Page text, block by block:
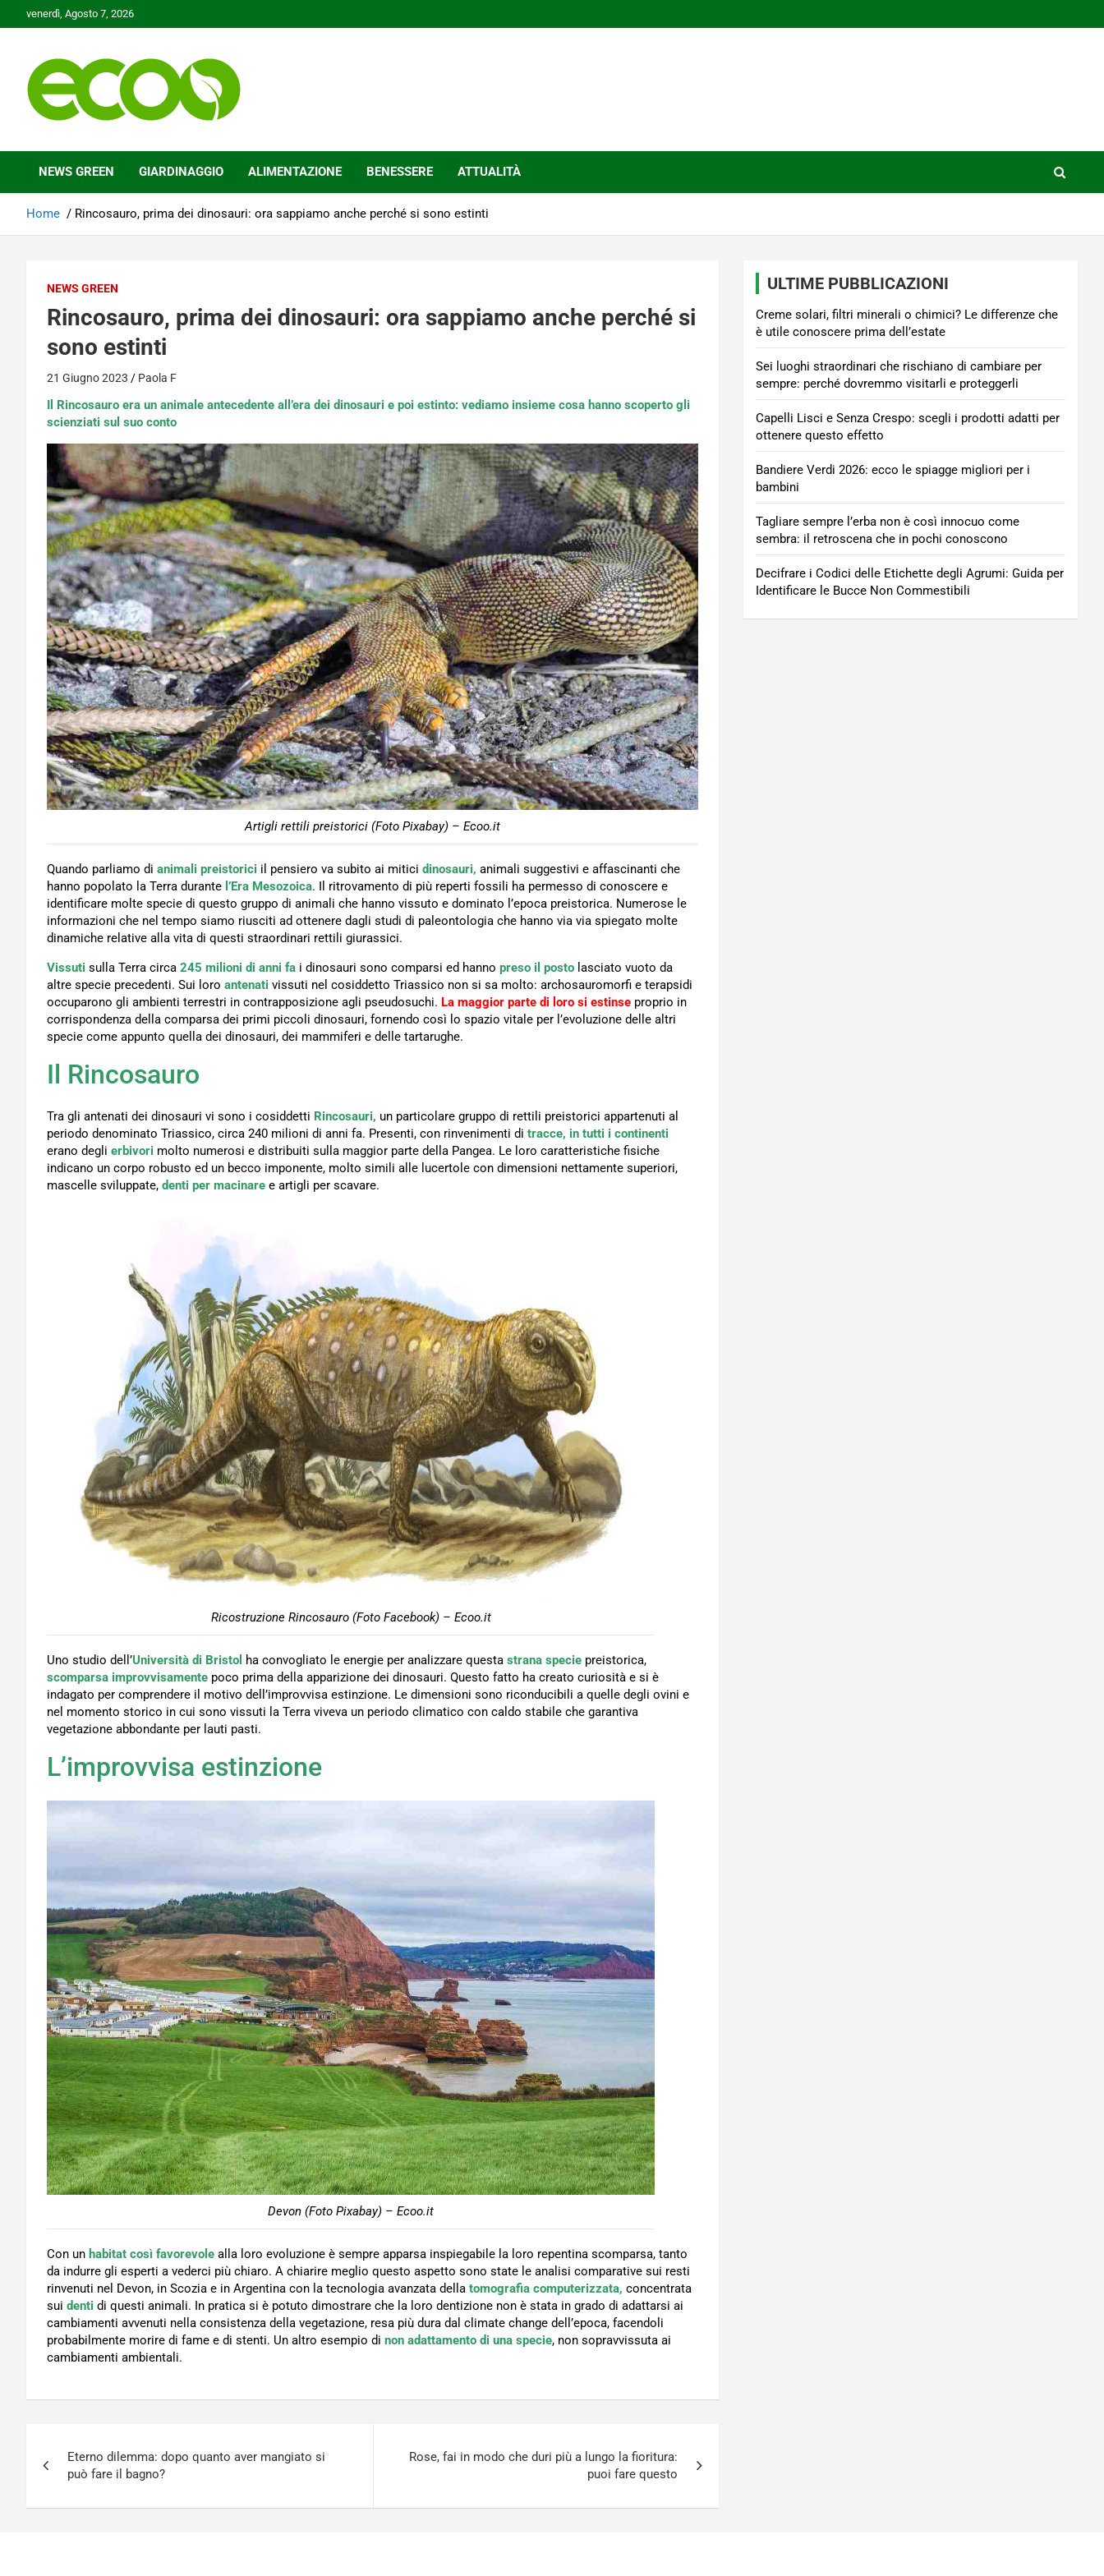
to
venerdì, Agosto 7, 2026
Ecoo.it
NEWS GREEN GIARDINAGGIO ALIMENTAZIONE BENESSERE ATTUALITÀ
Home Rincosauro, prima dei dinosauri: ora sappiamo anche perché si sono estinti
NEWS GREEN
Rincosauro, prima dei dinosauri: ora sappiamo anche perché si
sono estinti
21 Giugno 2023 Paola F
Il Rincosauro era un animale antecedente all’era dei dinosauri e poi estinto: vediamo insieme cosa hanno scoperto gli
scienziati sul suo conto
Artigli rettili preistorici (Foto Pixabay) – Ecoo.it
Quando parliamo di animali preistorici il pensiero va subito ai mitici dinosauri, animali suggestivi e affascinanti che
hanno popolato la Terra durante l’Era Mesozoica. Il ritrovamento di più reperti fossili ha permesso di conoscere e
identificare molte specie di questo gruppo di animali che hanno vissuto e dominato l’epoca preistorica. Numerose le
informazioni che nel tempo siamo riusciti ad ottenere dagli studi di paleontologia che hanno via via spiegato molte
dinamiche relative alla vita di questi straordinari rettili giurassici.
Vissuti sulla Terra circa 245 milioni di anni fa i dinosauri sono comparsi ed hanno preso il posto lasciato vuoto da
altre specie precedenti. Sui loro antenati vissuti nel cosiddetto Triassico non si sa molto: archosauromorfi e terapsidi
occuparono gli ambienti terrestri in contrapposizione agli pseudosuchi. La maggior parte di loro si estinse proprio in
corrispondenza della comparsa dei primi piccoli dinosauri, fornendo così lo spazio vitale per l’evoluzione delle altri
specie come appunto quella dei dinosauri, dei mammiferi e delle tartarughe.
Il Rincosauro
Tra gli antenati dei dinosauri vi sono i cosiddetti Rincosauri, un particolare gruppo di rettili preistorici appartenuti al
periodo denominato Triassico, circa 240 milioni di anni fa. Presenti, con rinvenimenti di tracce, in tutti i continenti
erano degli erbivori molto numerosi e distribuiti sulla maggior parte della Pangea. Le loro caratteristiche fisiche
indicano un corpo robusto ed un becco imponente, molto simili alle lucertole con dimensioni nettamente superiori,
mascelle sviluppate, denti per macinare e artigli per scavare.
Ricostruzione Rincosauro (Foto Facebook) – Ecoo.it
Uno studio dell’Università di Bristol ha convogliato le energie per analizzare questa strana specie preistorica,
scomparsa improvvisamente poco prima della apparizione dei dinosauri. Questo fatto ha creato curiosità e si è
indagato per comprendere il motivo dell’improvvisa estinzione. Le dimensioni sono riconducibili a quelle degli ovini e
nel momento storico in cui sono vissuti la Terra viveva un periodo climatico con caldo stabile che garantiva
vegetazione abbondante per lauti pasti.
L’improvvisa estinzione
Devon (Foto Pixabay) – Ecoo.it
Con un habitat così favorevole alla loro evoluzione è sempre apparsa inspiegabile la loro repentina scomparsa, tanto
da indurre gli esperti a vederci più chiaro. A chiarire meglio questo aspetto sono state le analisi comparative sui resti
rinvenuti nel Devon, in Scozia e in Argentina con la tecnologia avanzata della tomografia computerizzata, concentrata
sui denti di questi animali. In pratica si è potuto dimostrare che la loro dentizione non è stata in grado di adattarsi ai
cambiamenti avvenuti nella consistenza della vegetazione, resa più dura dal climate change dell’epoca, facendoli
probabilmente morire di fame e di stenti. Un altro esempio di non adattamento di una specie, non sopravvissuta ai
cambiamenti ambientali.
articoli
Eterno dilemma: dopo quanto aver mangiato si
può fare il bagno?
Rose, fai in modo che duri più a lungo la fioritura:
puoi fare questo
ULTIME PUBBLICAZIONI
Creme solari, filtri minerali o chimici? Le differenze che
è utile conoscere prima dell’estate
Sei luoghi straordinari che rischiano di cambiare per
sempre: perché dovremmo visitarli e proteggerli
Capelli Lisci e Senza Crespo: scegli i prodotti adatti per
ottenere questo effetto
Bandiere Verdi 2026: ecco le spiagge migliori per i
bambini
Tagliare sempre l’erba non è così innocuo come
sembra: il retroscena che in pochi conoscono
Decifrare i Codici delle Etichette degli Agrumi: Guida per
Identificare le Bucce Non Commestibili